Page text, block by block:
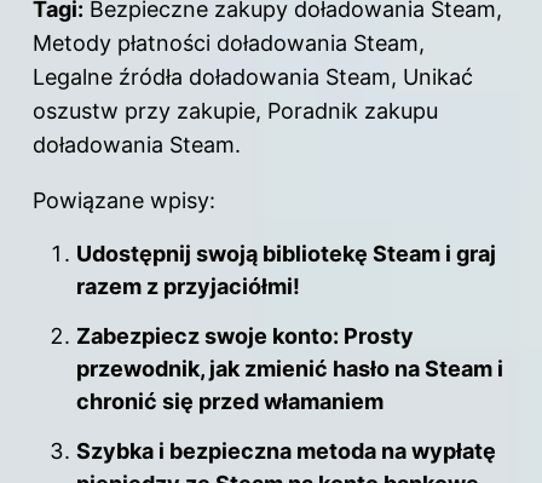
Tagi: Bezpieczne zakupy doładowania Steam,
Metody płatności doładowania Steam,
Legalne źródła doładowania Steam, Unikać
oszustw przy zakupie, Poradnik zakupu
doładowania Steam.
Powiązane wpisy:
Udostępnij swoją bibliotekę Steam i graj
razem z przyjaciółmi!
Zabezpiecz swoje konto: Prosty
przewodnik, jak zmienić hasło na Steam i
chronić się przed włamaniem
Szybka i bezpieczna metoda na wypłatę